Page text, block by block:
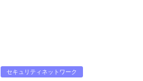
セキュリティネットワーク